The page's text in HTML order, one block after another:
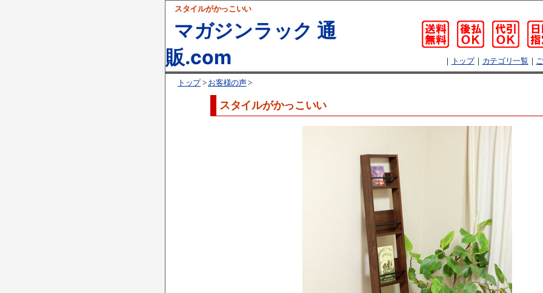
スタイルがかっこいい
マガジンラック 通
販.com
｜ トップ｜ カテゴリ一覧 ｜
トップ> お客様の声>
スタイルがかっこいい